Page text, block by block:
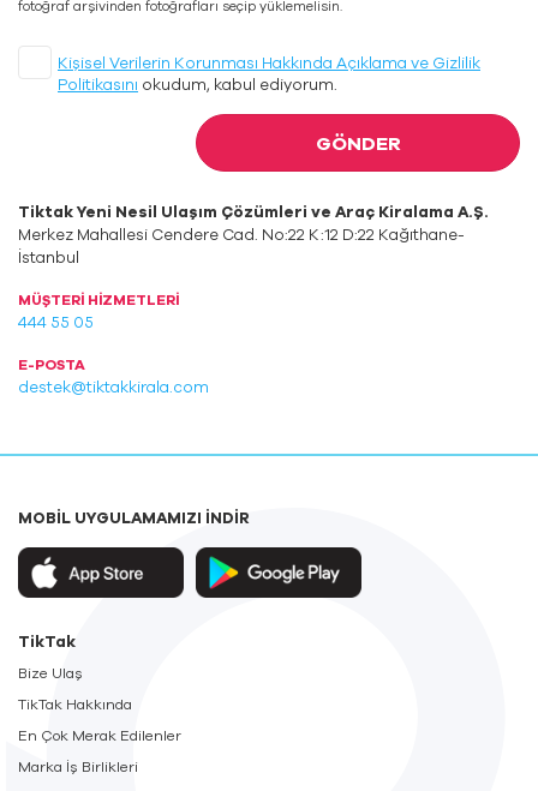
fotoğraf arşivinden fotoğrafları seçip yüklemelisin.
Kişisel Verilerin Korunması Hakkında Açıklama ve Gizlilik
Politikasını okudum, kabul ediyorum.
GÖNDER
Tiktak Yeni Nesil Ulaşım Çözümleri ve Araç Kiralama A.Ş.
Merkez Mahallesi Cendere Cad. No:22 K:12 D:22 Kağıthane-
İstanbul
MÜŞTERİ HİZMETLERİ
444 55 05
E-POSTA
destek@tiktakkirala.com
TikTak
Bize Ulaş
TikTak Hakkında
En Çok Merak Edilenler
Marka İş Birlikleri
MOBİL UYGULAMAMIZI İNDİR